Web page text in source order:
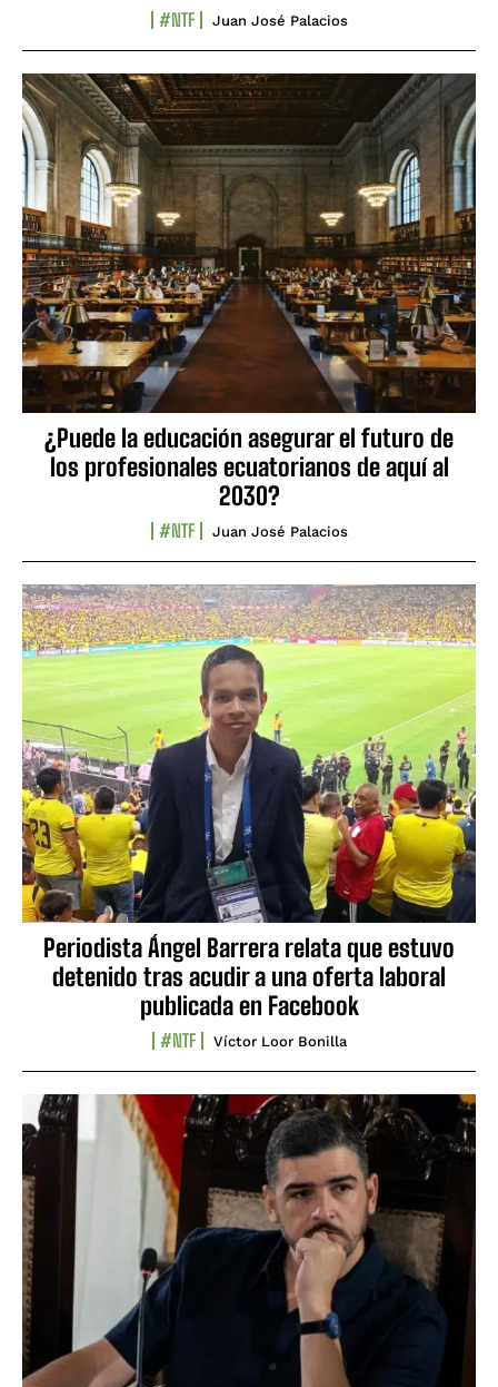
#NTF Juan José Palacios
¿Puede la educación asegurar el futuro de
los profesionales ecuatorianos de aquí al
2030?
#NTF Juan José Palacios
Periodista Ángel Barrera relata que estuvo
detenido tras acudir a una oferta laboral
publicada en Facebook
#NTF Víctor Loor Bonilla